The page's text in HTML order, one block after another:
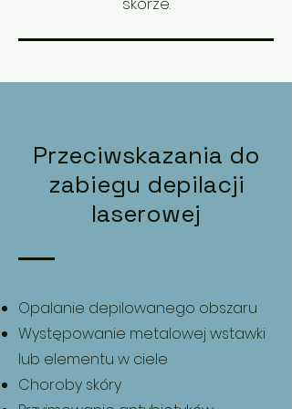
Przeciwskazania do
zabiegu depilacji
laserowej
Opalanie depilowanego obszaru
Występowanie metalowej wstawki
lub elementu w ciele
Choroby skóry